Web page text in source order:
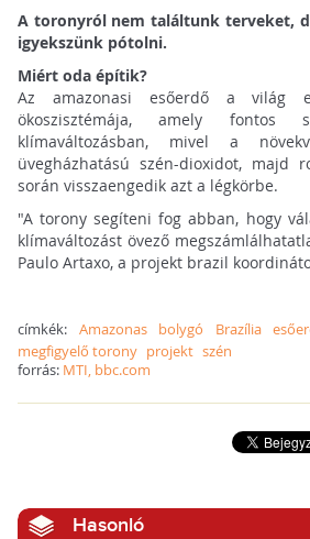
A toronyról nem találtunk terveket,
igyekszünk pótolni.
Miért oda építik?
Az amazonasi esőerdő a világ
ökoszisztémája, amely fontos
klímaváltozásban, mivel a
üvegházhatású szén-dioxidot, majd
során visszaengedik azt a légkörbe.
"A torony segíteni fog abban, hogy
klímaváltozást övező
Paulo Artaxo, a projekt brazil
címkék: Amazonas bolygó Brazília
megfigyelő torony projekt szén
forrás: MTI, bbc.com
Hasonló